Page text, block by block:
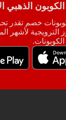
الذهبي
خصم تقدر
الترويجية لأشهر